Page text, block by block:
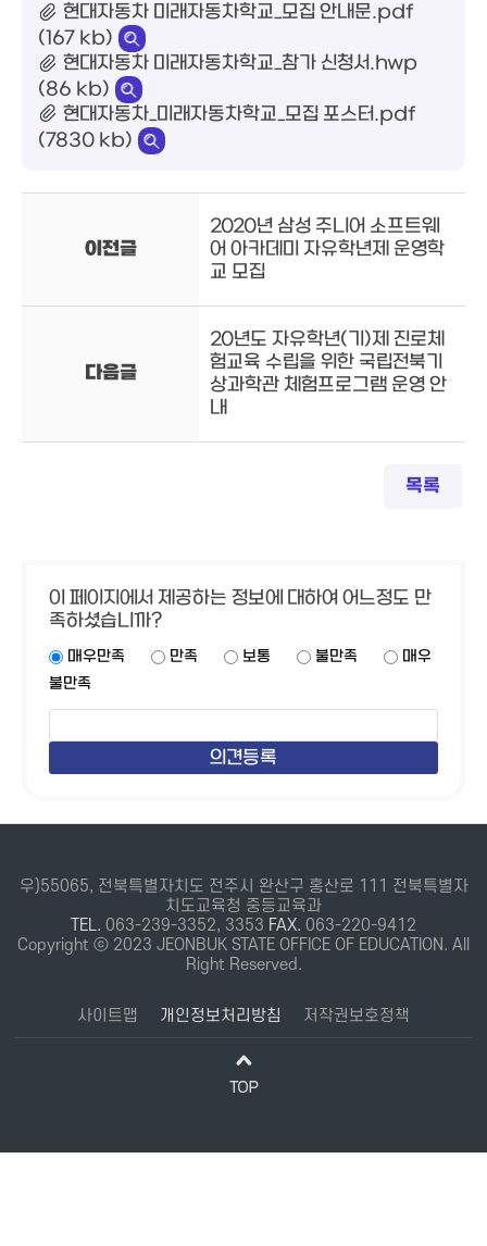
현대자동차 미래자동차학교_모집 안내문.pdf
(167 kb)
현대자동차 미래자동차학교_참가 신청서.hwp
(86 kb)
현대자동차_미래자동차학교_모집 포스터.pdf
(7830 kb)
이전글
2020년 삼성 주니어 소프트웨
어 아카데미 자유학년제 운영학
교 모집
다음글
20년도 자유학년(기)제 진로체
험교육 수립을 위한 국립전북기
상과학관 체험프로그램 운영 안
내
목록
이 페이지에서 제공하는 정보에 대하여 어느정도 만
족하셨습니까?
매우만족 만족 보통 불만족
매우
불만족
우)55065, 전북특별자치도 전주시 완산구 홍산로 111 전북특별자
치도교육청 중등교육과
TEL. 063-239-3352, 3353 FAX. 063-220-9412
Copyright ⓒ 2023 JEONBUK STATE OFFICE OF EDUCATION. All
Right Reserved.
사이트맵 개인정보처리방침 저작권보호정책